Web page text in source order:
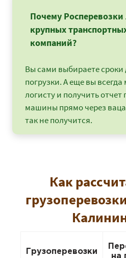
Почему
крупных
компаний?
Вы сами выбираете сроки
погрузки. А еще вы
логисту и получить
машины прямо через
так не получится.
Как
Грузоперевозки
на